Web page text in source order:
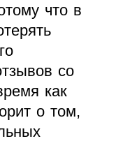
что в
со
как
о том,